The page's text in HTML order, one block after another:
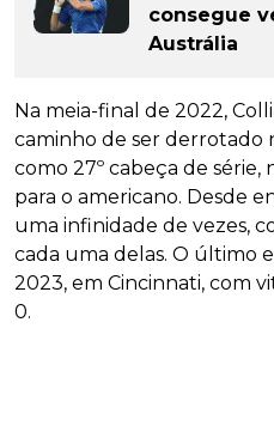
consegue
Austrália
Na meia-final de 2022,
caminho de ser derrotado
como 27º cabeça de
para o americano. Desde
uma infinidade de vezes,
cada uma delas. O último
2023, em Cincinnati, com
0.